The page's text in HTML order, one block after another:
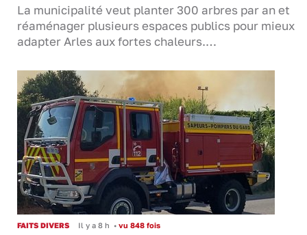
La municipalité veut planter 300 arbres par an et
réaménager plusieurs espaces publics pour mieux
adapter Arles aux fortes chaleurs.…
FAITS DIVERS Il y a 8 h • vu 848 fois